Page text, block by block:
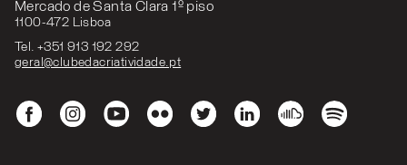
Mercado de Santa Clara 1º piso
1100-472 Lisboa
Tel. +351 913 192 292
geral@clubedacriatividade.pt